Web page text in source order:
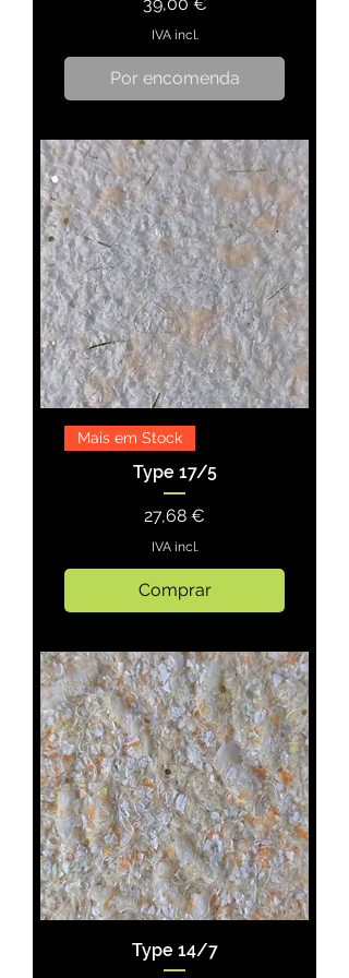
IVA incl.
Por encomenda
Mais em Stock
Type 17/5
Preço
27,68 €
IVA incl.
Comprar
Type 14/7